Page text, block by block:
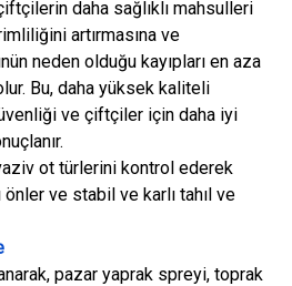
daha sağlıklı mahsulleri
artırmasına ve
neden olduğu kayıpları en aza
Bu, daha yüksek kaliteli
ve çiftçiler için daha iyi
ot türlerini kontrol ederek
önler ve stabil ve karlı tahıl ve
pazar yaprak spreyi, toprak